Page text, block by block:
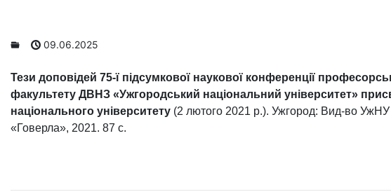
09.06.2025
Тези доповідей 75-ї підсумкової наукової конференції
факультету ДВНЗ «Ужгородський національний університет»
національного університету (2 лютого 2021 р.). Ужгород: Вид-во УжНУ
«Говерла», 2021. 87 с.